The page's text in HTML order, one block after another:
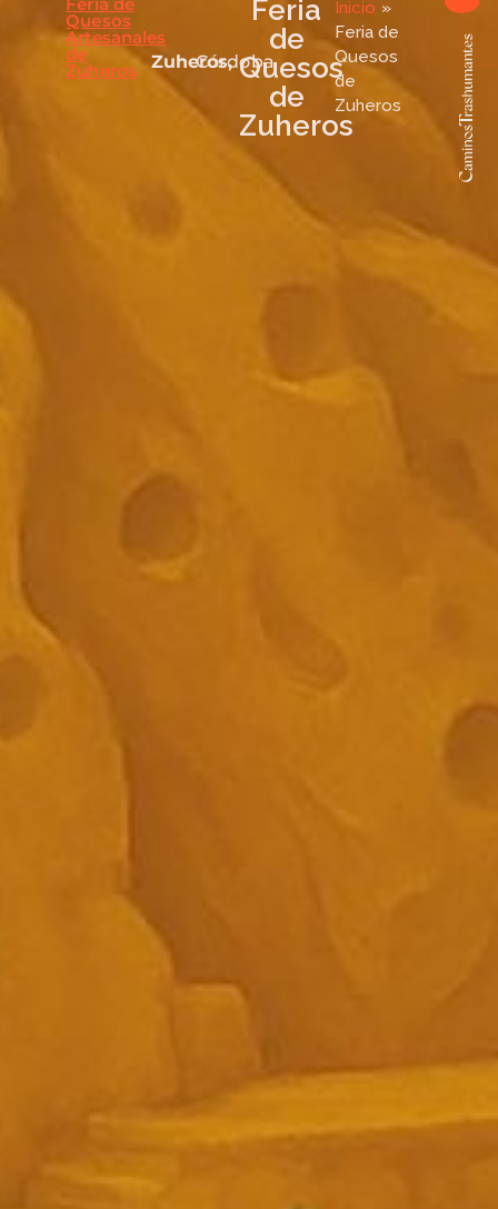
Quesos
Artesanales
de
Zuheros Zuheros,Córdoba
Feria
de
Quesos
de
Zuheros
Inicio »
Feria de
Quesos
de
Zuheros